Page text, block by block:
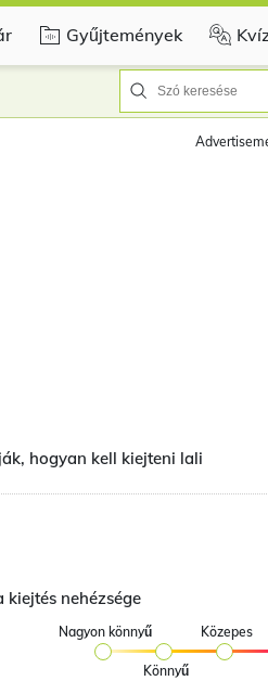
Gyűjtemények
hogyan kell kiejteni lali
kiejtés nehézsége
Nagyon könnyű
Könnyű
Közepes